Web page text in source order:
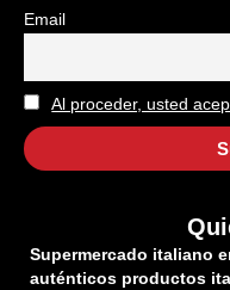
Email
Al proceder, usted
Supermercado italiano
auténticos productos